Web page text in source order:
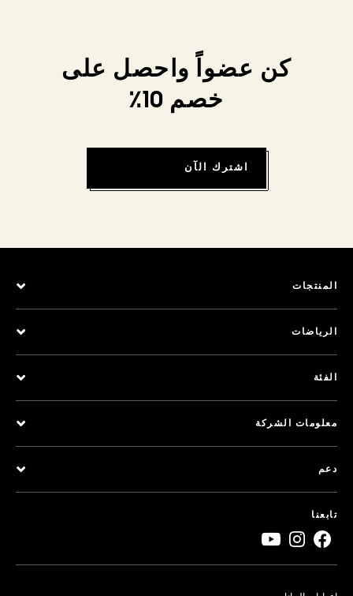
كن عضواً واحصل على
خصم 10٪
اشترك الآن
المنتجات
الرياضات
الفئة
معلومات الشركة
دعم
تابعنا